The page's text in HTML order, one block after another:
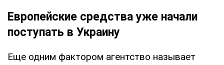
Европейские средства уже начали
поступать в Украину
Еще одним фактором агентство называет